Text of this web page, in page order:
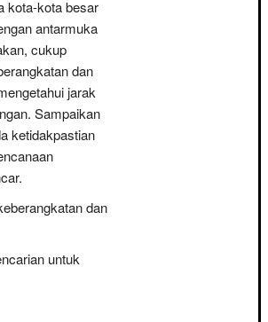
kota-kota besar
antarmuka
cukup
dan
jarak
Sampaikan
ketidakpastian
dan
untuk